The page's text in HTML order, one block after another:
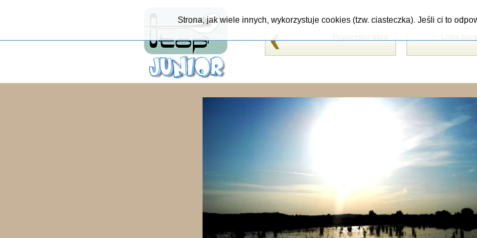
Strona, jak wiele innych, wykorzystuje cookies (tzw. ciasteczka). Jeśli ci to